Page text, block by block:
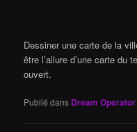
Dessiner une carte de la
être l’allure d’une carte du
ouvert.
Publié dans Dream Operator